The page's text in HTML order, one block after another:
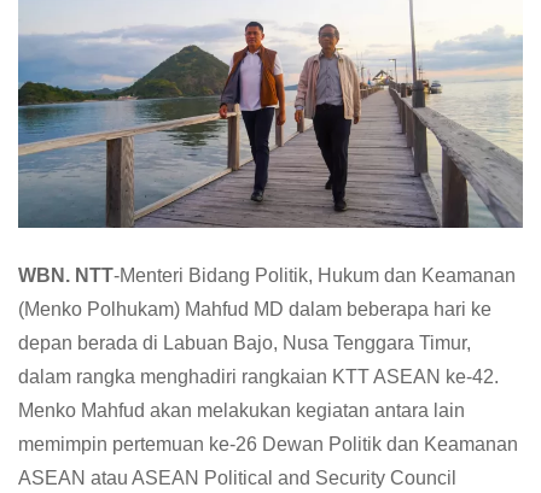
WBN. NTT-Menteri Bidang Politik, Hukum dan Keamanan
(Menko Polhukam) Mahfud MD dalam beberapa hari ke
depan berada di Labuan Bajo, Nusa Tenggara Timur,
dalam rangka menghadiri rangkaian KTT ASEAN ke-42.
Menko Mahfud akan melakukan kegiatan antara lain
memimpin pertemuan ke-26 Dewan Politik dan Keamanan
ASEAN atau ASEAN Political and Security Council